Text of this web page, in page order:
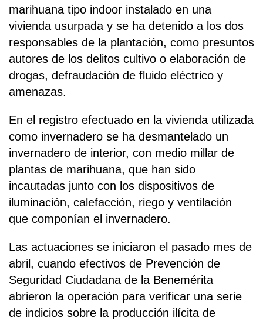
marihuana tipo indoor instalado en una
vivienda usurpada y se ha detenido a los dos
responsables de la plantación, como presuntos
autores de los delitos cultivo o elaboración de
drogas, defraudación de fluido eléctrico y
amenazas.
En el registro efectuado en la vivienda utilizada
como invernadero se ha desmantelado un
invernadero de interior, con medio millar de
plantas de marihuana, que han sido
incautadas junto con los dispositivos de
iluminación, calefacción, riego y ventilación
que componían el invernadero.
Las actuaciones se iniciaron el pasado mes de
abril, cuando efectivos de Prevención de
Seguridad Ciudadana de la Benemérita
abrieron la operación para verificar una serie
de indicios sobre la producción ilícita de